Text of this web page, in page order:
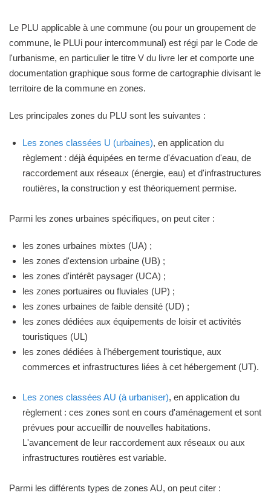
Le PLU applicable à une commune (ou pour un groupement de
commune, le PLUi pour intercommunal) est régi par le Code de
l'urbanisme, en particulier le titre V du livre Ier et comporte une
documentation graphique sous forme de cartographie divisant le
territoire de la commune en zones.
Les principales zones du PLU sont les suivantes :
Les zones classées U (urbaines), en application du
règlement : déjà équipées en terme d'évacuation d'eau, de
raccordement aux réseaux (énergie, eau) et d'infrastructures
routières, la construction y est théoriquement permise.
Parmi les zones urbaines spécifiques, on peut citer :
les zones urbaines mixtes (UA) ;
les zones d'extension urbaine (UB) ;
les zones d'intérêt paysager (UCA) ;
les zones portuaires ou fluviales (UP) ;
les zones urbaines de faible densité (UD) ;
les zones dédiées aux équipements de loisir et activités
touristiques (UL)
les zones dédiées à l'hébergement touristique, aux
commerces et infrastructures liées à cet hébergement (UT).
Les zones classées AU (à urbaniser), en application du
règlement : ces zones sont en cours d'aménagement et sont
prévues pour accueillir de nouvelles habitations.
L'avancement de leur raccordement aux réseaux ou aux
infrastructures routières est variable.
Parmi les différents types de zones AU, on peut citer :